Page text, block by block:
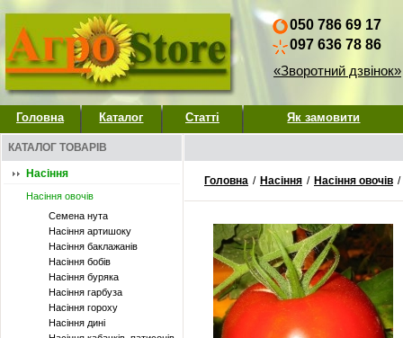
050 786 69 17
097 636 78 86
«Зворотний дзвінок»
Головна Каталог Статті Як замовити
КАТАЛОГ ТОВАРІВ
Насіння
Насіння овочів
Семена нута
Насіння артишоку
Насіння баклажанів
Насіння бобів
Насіння буряка
Насіння гарбуза
Насіння гороху
Насіння дині
Головна / Насіння / Насіння овочів /